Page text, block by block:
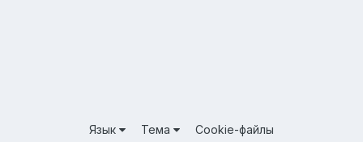
Язык Тема Cookie-файлы